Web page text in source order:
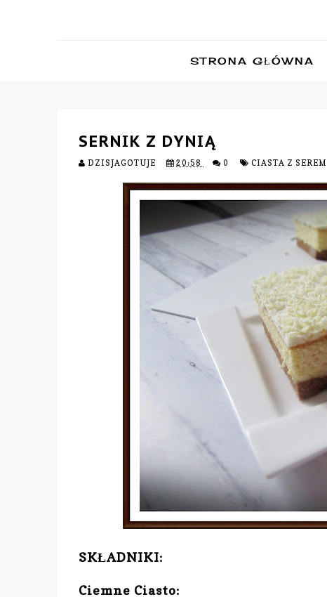
STRONA GŁÓWNA
SERNIK Z DYNIĄ
DZISJAGOTUJE 20:58 0 CIASTA Z SEREM
SKŁADNIKI:
Ciemne Ciasto: